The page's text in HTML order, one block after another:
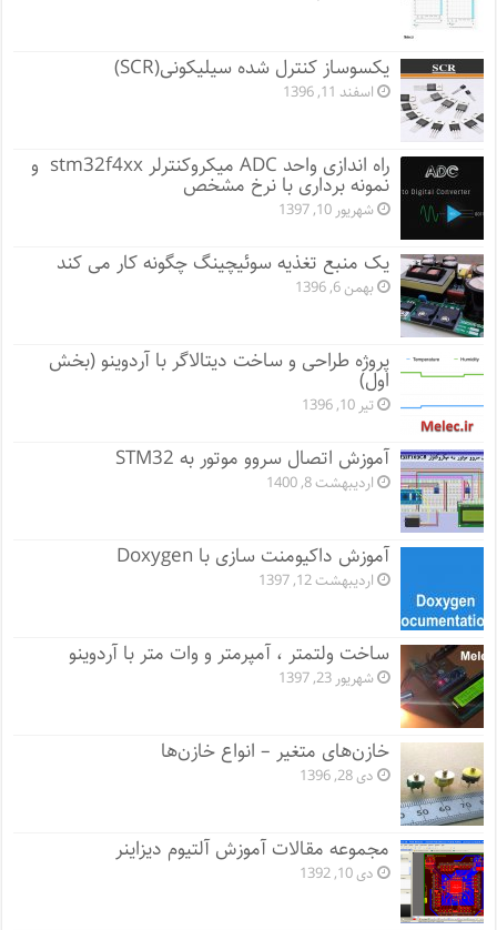
یکسوساز کنترل شده سیلیکونی(SCR)
اسفند 11, 1396
راه اندازی واحد ADC میکروکنترلر stm32f4xx و
نمونه برداری با نرخ مشخص
شهریور 10, 1397
یک منبع تغذیه سوئیچینگ چگونه کار می کند
بهمن 6, 1396
پروژه طراحی و ساخت دیتالاگر با آردوینو (بخش
اول)
تیر 10, 1396
آموزش اتصال سروو موتور به STM32
اردیبهشت 8, 1400
آموزش داکیومنت سازی با Doxygen
اردیبهشت 12, 1397
ساخت ولتمتر ، آمپرمتر و وات متر با آردوینو
شهریور 23, 1397
خازن‌های متغیر – انواع خازن‌ها
دی 28, 1396
مجموعه مقالات آموزش آلتیوم دیزاینر
دی 10, 1392